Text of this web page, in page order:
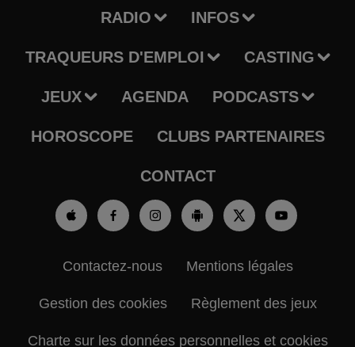
RADIO INFOS
TRAQUEURS D'EMPLOI CASTING
JEUX AGENDA PODCASTS
HOROSCOPE CLUBS PARTENAIRES
CONTACT
Contactez-nous Mentions légales
Gestion des cookies Règlement des jeux
Charte sur les données personnelles et cookies